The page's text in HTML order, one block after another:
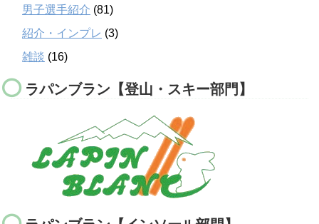
男子選手紹介 (81)
紹介・インプレ (3)
雑談 (16)
ラパンブラン【登山・スキー部門】